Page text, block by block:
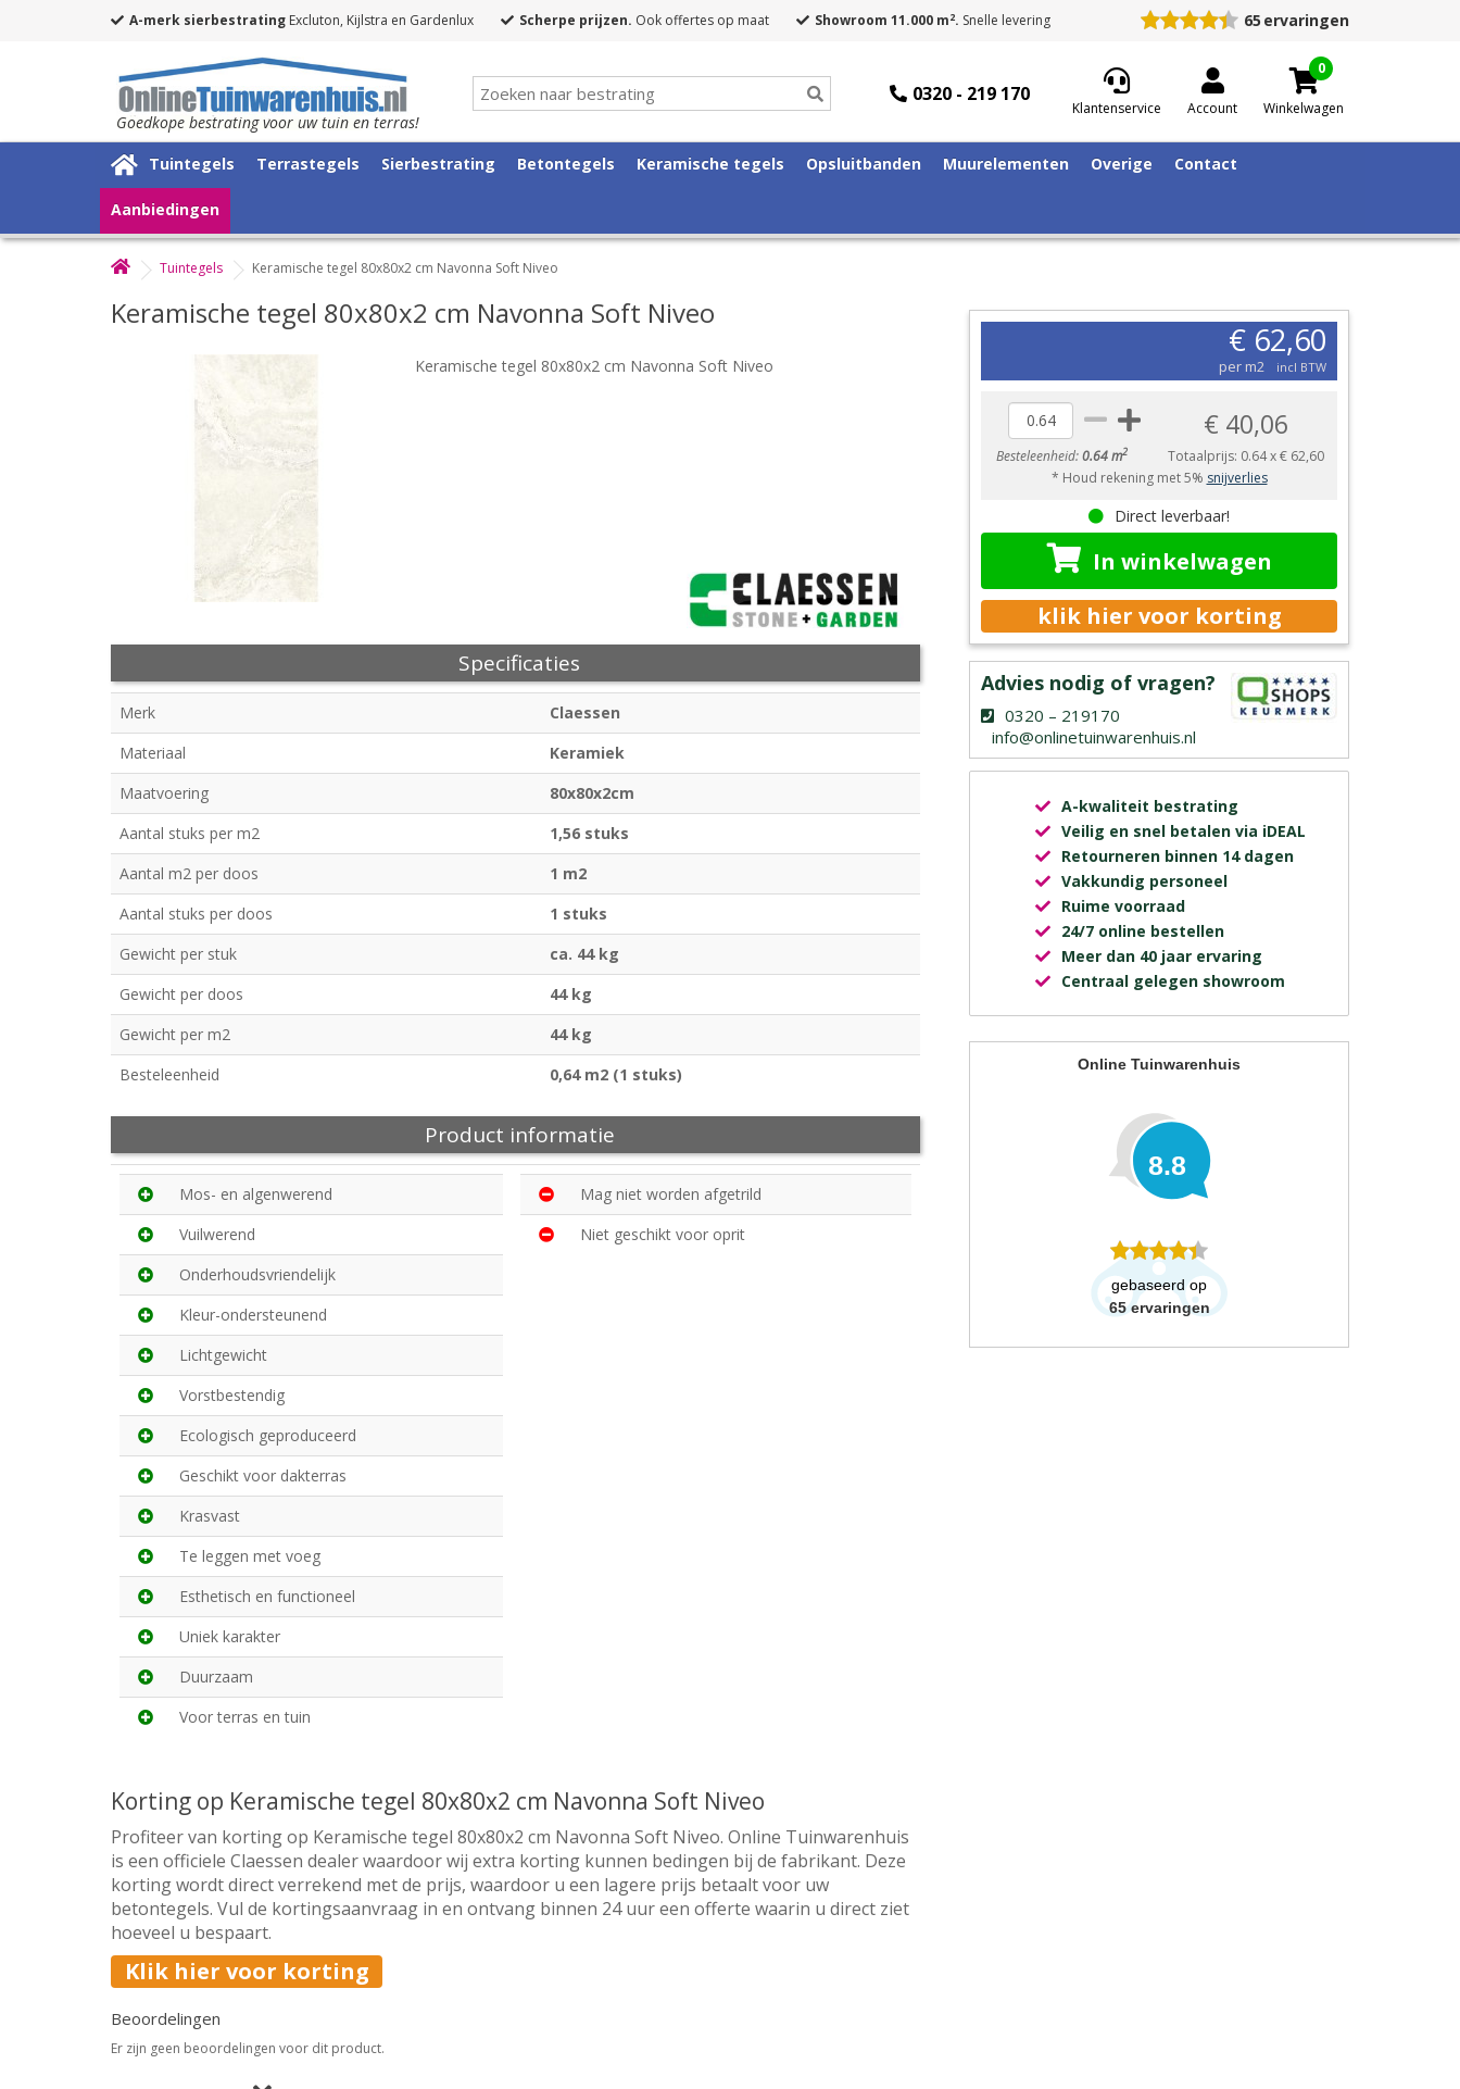
A-merk sierbestrating Excluton, Kijlstra en Gardenlux Scherpe prijzen. Ook offertes op maat Showroom 11.000 m2. Snelle levering 65 ervaringen
Goedkope bestrating voor uw tuin en terras!
0320 - 219 170
Klantenservice Account
0
Winkelwagen
Tuintegels Terrastegels Sierbestrating Betontegels Keramische tegels Opsluitbanden Muurelementen Overige Contact
Aanbiedingen
Tuintegels Keramische tegel 80x80x2 cm Navonna Soft Niveo
Keramische tegel 80x80x2 cm Navonna Soft Niveo
Keramische tegel 80x80x2 cm Navonna Soft Niveo
Specificaties
Merk
Claessen
Materiaal
Keramiek
Maatvoering
80x80x2cm
Aantal stuks per m2
1,56 stuks
Aantal m2 per doos
1 m2
Aantal stuks per doos
1 stuks
Gewicht per stuk
ca. 44 kg
Gewicht per doos
44 kg
Gewicht per m2
44 kg
Besteleenheid
0,64 m2 (1 stuks)
Product informatie
Mos- en algenwerend
Vuilwerend
Onderhoudsvriendelijk
Kleur-ondersteunend
Lichtgewicht
Vorstbestendig
Ecologisch geproduceerd
Geschikt voor dakterras
Krasvast
Te leggen met voeg
Esthetisch en functioneel
Uniek karakter
Duurzaam
Voor terras en tuin
Mag niet worden afgetrild
Niet geschikt voor oprit
Korting op Keramische tegel 80x80x2 cm Navonna Soft Niveo
Profiteer van korting op Keramische tegel 80x80x2 cm Navonna Soft Niveo. Online Tuinwarenhuis
is een officiele Claessen dealer waardoor wij extra korting kunnen bedingen bij de fabrikant. Deze
korting wordt direct verrekend met de prijs, waardoor u een lagere prijs betaalt voor uw
betontegels. Vul de kortingsaanvraag in en ontvang binnen 24 uur een offerte waarin u direct ziet
hoeveel u bespaart.
Klik hier voor korting
Beoordelingen
Er zijn geen beoordelingen voor dit product.
€ 62,60
per m2 incl BTW
Besteleenheid:0.64 m2
€ 40,06
Totaalprijs: 0.64x€ 62,60
* Houd rekening met 5% snijverlies
Direct leverbaar!
In winkelwagen
klik hier voor korting
Advies nodig of vragen?
0320 – 219170
info@onlinetuinwarenhuis.nl
A-kwaliteit bestrating
Veilig en snel betalen via iDEAL
Retourneren binnen 14 dagen
Vakkundig personeel
Ruime voorraad
24/7 online bestellen
Meer dan 40 jaar ervaring
Centraal gelegen showroom
Online Tuinwarenhuis
8.8
gebaseerd op
65 ervaringen